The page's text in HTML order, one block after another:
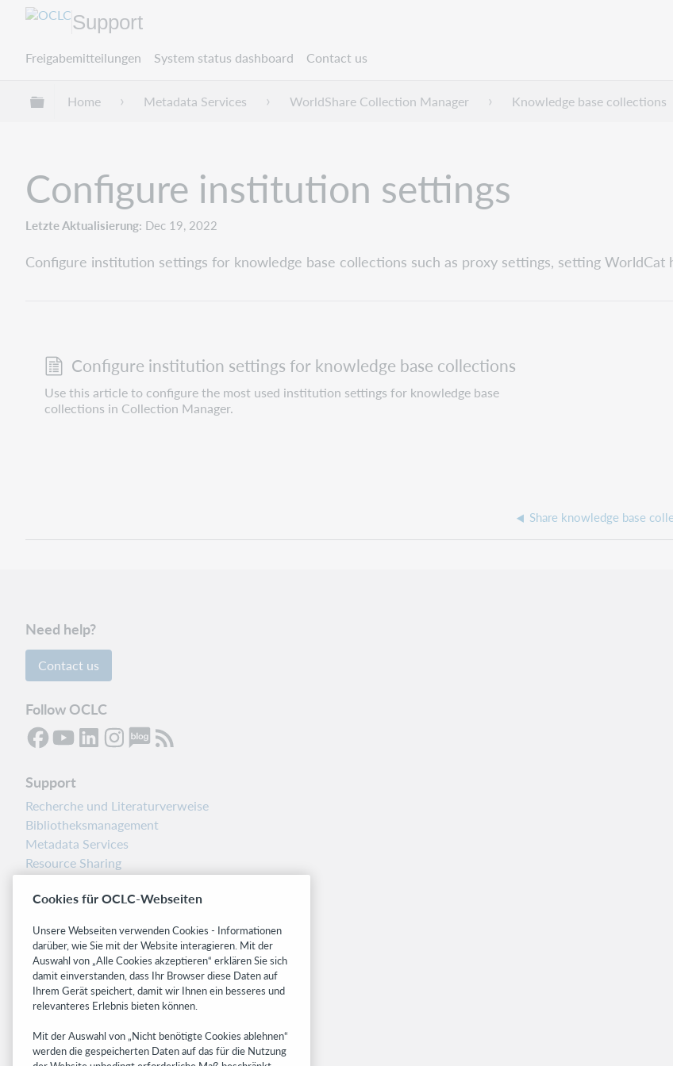
Support
Freigabemitteilungen System status dashboard Contact us
Globale Hierarchie expandieren/verbergen
Home Metadata Services WorldShare Collection Manager Knowledge base collections
Configure institution settings
Letzte Aktualisierung Dec 19, 2022
Configure institution settings for knowledge base collections such as proxy settings, setting WorldCat
Configure institution settings for knowledge base collections
Use this article to configure the most used institution settings for knowledge base
collections in Collection Manager.
Share knowledge base
Need help?
Contact us
Follow OCLC
Support
Recherche und Literaturverweise
Bibliotheksmanagement
Metadata Services
Resource Sharing
Freigabemitteilungen
Related sites
OCLC.org
BibFormats
Research
WebJunction
Cookies für OCLC-Webseiten
Unsere Webseiten verwenden Cookies - Informationen
darüber, wie Sie mit der Website interagieren. Mit der
Auswahl von „Alle Cookies akzeptieren“ erklären Sie sich
damit einverstanden, dass Ihr Browser diese Daten auf
Ihrem Gerät speichert, damit wir Ihnen ein besseres und
relevanteres Erlebnis bieten können.
Mit der Auswahl von „Nicht benötigte Cookies ablehnen“
werden die gespeicherten Daten auf das für die Nutzung